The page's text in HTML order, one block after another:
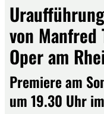
von Manfred
Oper am
Premiere am
um 19.30 Uhr